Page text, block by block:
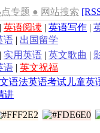
专题 ● 网站搜索
| 英语阅读 | 英语写作 |
语 | 出国留学
| 实用英语 | 英文歌曲 |
语 | 英文祝福
语法英语考试 儿童英
讲